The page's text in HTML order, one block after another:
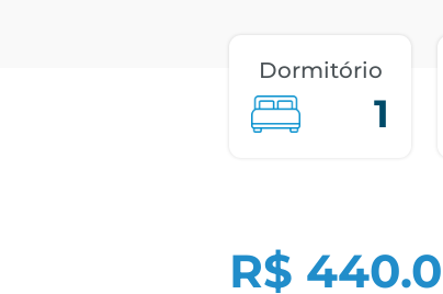
Dormitório
1
R$